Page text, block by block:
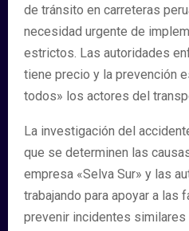
de tránsito en carreteras
necesidad urgente de
estrictos. Las autoridades
tiene precio y la prevención
todos» los actores del
La investigación del
que se determinen las
empresa «Selva Sur» y las
trabajando para apoyar a las
prevenir incidentes similares